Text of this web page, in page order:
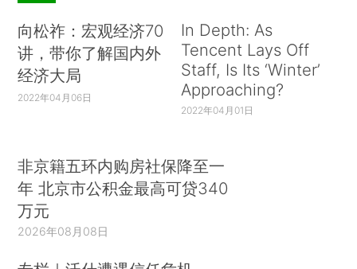
向松祚：宏观经济70
讲，带你了解国内外
经济大局
2022年04月06日
In Depth: As
Tencent Lays Off
Staff, Is Its ‘Winter’
Approaching?
2022年04月01日
非京籍五环内购房社保降至一
年 北京市公积金最高可贷340
万元
2026年08月08日